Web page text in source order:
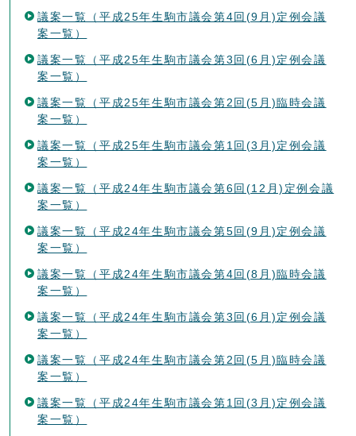
議案一覧（平成25年生駒市議会第4回(9月)定例会議
案一覧）
議案一覧（平成25年生駒市議会第3回(6月)定例会議
案一覧）
議案一覧（平成25年生駒市議会第2回(5月)臨時会議
案一覧）
議案一覧（平成25年生駒市議会第1回(3月)定例会議
案一覧）
議案一覧（平成24年生駒市議会第6回(12月)定例会議
案一覧）
議案一覧（平成24年生駒市議会第5回(9月)定例会議
案一覧）
議案一覧（平成24年生駒市議会第4回(8月)臨時会議
案一覧）
議案一覧（平成24年生駒市議会第3回(6月)定例会議
案一覧）
議案一覧（平成24年生駒市議会第2回(5月)臨時会議
案一覧）
議案一覧（平成24年生駒市議会第1回(3月)定例会議
案一覧）